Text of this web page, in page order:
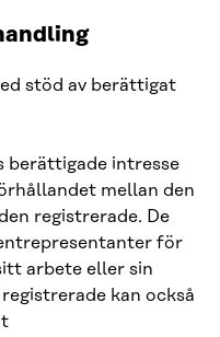
stöd av berättigat
berättigade intresse
mellan den
registrerade. De
för
arbete eller sin
kan också